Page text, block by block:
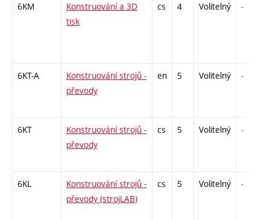
6KM
Konstruování a 3D
tisk
cs 4 Volitelný -
6KT-A
Konstruování strojů -
převody
en 5 Volitelný -
6KT
Konstruování strojů -
převody
cs 5 Volitelný -
6KL
Konstruování strojů -
převody (strojLAB)
cs 5 Volitelný -